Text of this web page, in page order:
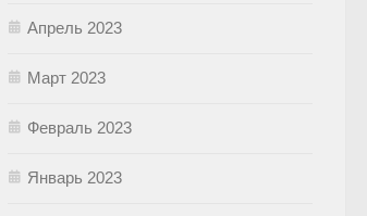
Апрель 2023
Март 2023
Февраль 2023
Январь 2023